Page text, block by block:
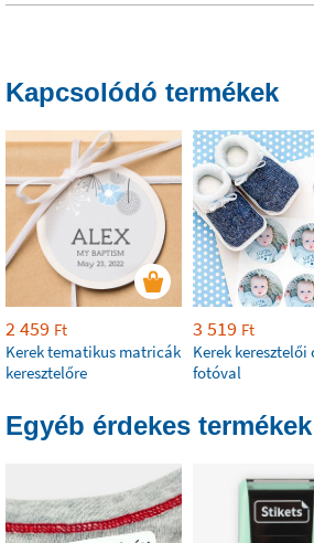
Kapcsolódó termékek
2 459 Ft
Kerek tematikus matricák
keresztelőre
3 519 Ft
Kerek keresztelői
fotóval
Egyéb érdekes termékek